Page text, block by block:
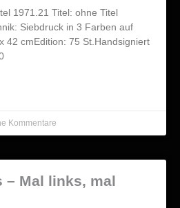
1971.21 Titel: ohne Titel
Siebdruck in 3 Farben auf
42 cmEdition: 75 St.Handsigniert
Kommentare
– Mal links, mal